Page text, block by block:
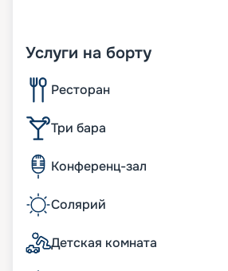
Услуги на борту
Ресторан
Три бара
Конференц-зал
Солярий
Детская комната